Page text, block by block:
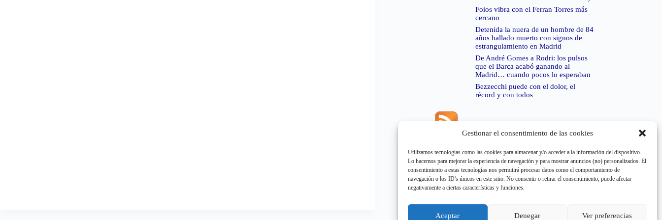
Gestionar el consentimiento de las cookies
Utilizamos tecnologías como las cookies para almacenar y/o acceder a la información del dispositivo.
Lo hacemos para mejorar la experiencia de navegación y para mostrar anuncios (no) personalizados. El
consentimiento a estas tecnologías nos permitirá procesar datos como el comportamiento de
navegación o los ID's únicos en este sitio. No consentir o retirar el consentimiento, puede afectar
negativamente a ciertas características y funciones.
Aceptar Denegar Ver preferencias
Foios vibra con el Ferran Torres más
cercano
Detenida la nuera de un hombre de 84
años hallado muerto con signos de
estrangulamiento en Madrid
De André Gomes a Rodri: los pulsos
que el Barça acabó ganando al
Madrid… cuando pocos lo esperaban
Bezzecchi puede con el dolor, el
récord y con todos
Error de RSS:Retrieved unsupported status code
"404"